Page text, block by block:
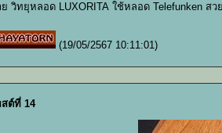
วิทยุหลอด LUXORITA ใช้หลอด Telefunken ส
(19/05/2567 10:11:01)
ต์ที่ 14